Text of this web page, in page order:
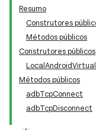
Resumo
Construtores
Métodos públicos
Construtores públicos
Métodos públicos
adbTcpConnect
adbTcpDisconnect